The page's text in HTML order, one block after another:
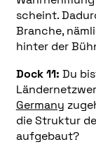
scheint.
Branche,
hinter der
Dock 11: Du
Germany
die Struktur
aufgebaut?